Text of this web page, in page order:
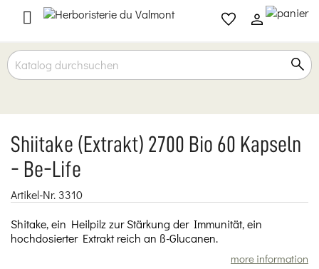

Shiitake (Extrakt) 2700 Bio 60 Kapseln
- Be-Life
Artikel-Nr. 3310
Shitake, ein Heilpilz zur Stärkung der Immunität, ein
hochdosierter Extrakt reich an ß-Glucanen.
more information